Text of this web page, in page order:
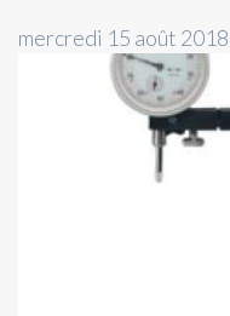
mercredi 15 août 2018